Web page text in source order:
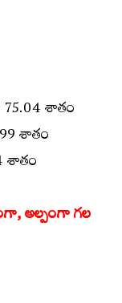
75.04 శాతం
శాతం
శాతం
అల్పంగా గల